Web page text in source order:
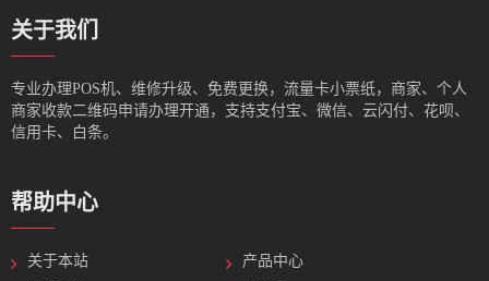
关于我们
专业办理POS机、维修升级、免费更换，流量卡小票纸，商家、个人
商家收款二维码申请办理开通，支持支付宝、微信、云闪付、花呗、
信用卡、白条。
帮助中心
关于本站
产品中心